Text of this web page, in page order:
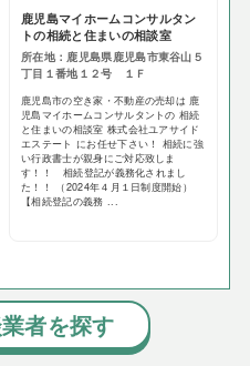
鹿児島マイホームコンサルタン
トの相続と住まいの相談室
所在地：鹿児島県鹿児島市東谷山５
丁目１番地１２号 １Ｆ
鹿児島市の空き家・不動産の売却は 鹿
児島マイホームコンサルタントの 相続
と住まいの相談室 株式会社ユアサイド
エステート にお任せ下さい！ 相続に強
い行政書士が親身にご対応致しま
す！！ 相続登記が義務化されまし
た！！ （2024年４月１日制度開始）
【相続登記の義務 ...
者を探す